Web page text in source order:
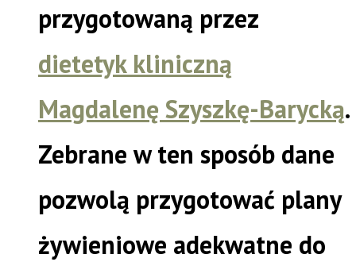
przygotowaną przez
dietetyk kliniczną
Magdalenę Szyszkę-Barycką.
Zebrane w ten sposób dane
pozwolą przygotować plany
żywieniowe adekwatne do